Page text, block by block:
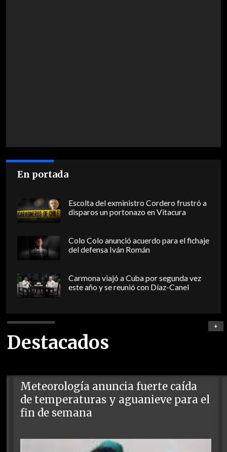
En portada
Escolta del exministro Cordero frustró a
disparos un portonazo en Vitacura
Colo Colo anunció acuerdo para el fichaje
del defensa Iván Román
Carmona viajó a Cuba por segunda vez
este año y se reunió con Díaz-Canel
Destacados
+
Meteorología anuncia fuerte caída
de temperaturas y aguanieve para el
fin de semana